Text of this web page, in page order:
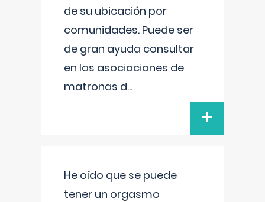
de su ubicación por
comunidades. Puede ser
de gran ayuda consultar
en las asociaciones de
matronas d...
+
He oído que se puede
tener un orgasmo